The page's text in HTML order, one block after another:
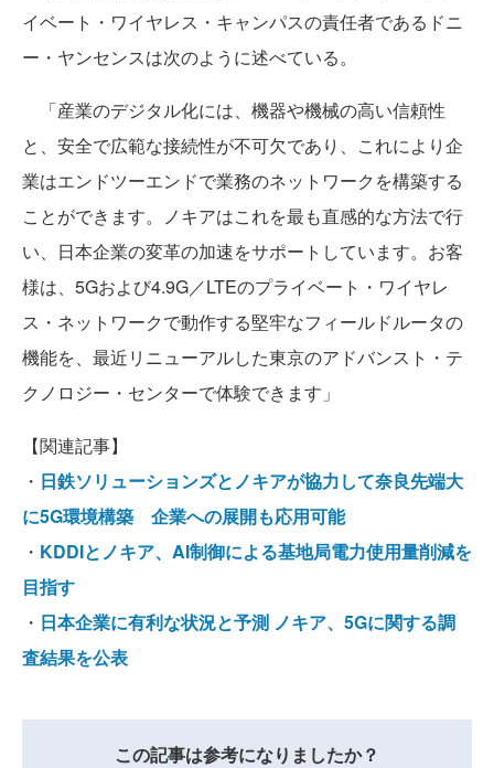
イベート・ワイヤレス・キャンパスの責任者であるドニ
ー・ヤンセンスは次のように述べている。
「産業のデジタル化には、機器や機械の高い信頼性
と、安全で広範な接続性が不可欠であり、これにより企
業はエンドツーエンドで業務のネットワークを構築する
ことができます。ノキアはこれを最も直感的な方法で行
い、日本企業の変革の加速をサポートしています。お客
様は、5Gおよび4.9G／LTEのプライベート・ワイヤレ
ス・ネットワークで動作する堅牢なフィールドルータの
機能を、最近リニューアルした東京のアドバンスト・テ
クノロジー・センターで体験できます」
【関連記事】
・ 日鉄ソリューションズとノキアが協力して奈良先端大
に5G環境構築 企業への展開も応用可能
・ KDDIとノキア、AI制御による基地局電力使用量削減を
目指す
・ 日本企業に有利な状況と予測 ノキア、5Gに関する調
査結果を公表
この記事は参考になりましたか？